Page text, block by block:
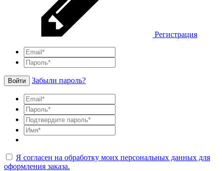
Регистрация
Войти Забыли пароль?
Я согласен на обработку моих персональных данных для
оформления заказа.